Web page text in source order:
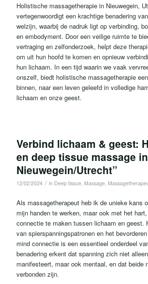
Holistische massagetherapie in Nieuwegein,
vertegenwoordigt een krachtige benadering
welzijn, waarbij de nadruk ligt op verbinding,
en embodyment. Door een veilige ruimte te
vertraging en zelfonderzoek, helpt deze
om uit hun hoofd te komen en opnieuw
hun lichaam. In een tijd waarin we vaak
onszelf, biedt holistische massagetherapie
binnen, naar een leven geleefd in volledige
lichaam en onze geest.
Verbind lichaam & geest:
en deep tissue massage in
Nieuwegein/Utrecht”
12/02/2024 / in Deep tissue, Massage,
Als massagetherapeut heb ik de unieke kans
mijn handen te werken, maar ook met het
connectie te maken tussen lichaam en geest.
van spierspanningspatronen en het
mind connectie is een essentieel onderdeel
benadering erkent dat spanning zich niet
manifesteert, maar ook mentaal, en dat beide
verbonden zijn.